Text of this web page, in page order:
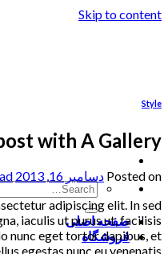
Skip to content
صفحه اصلی
فروشگاه
Style
with A Gallery
Posted on دسامبر 16, 2013
adipiscing elit. In sed
iaculis ut purus ut, facilisis
nunc eget tortor dapibus, et
egestas nunc eu venenatis